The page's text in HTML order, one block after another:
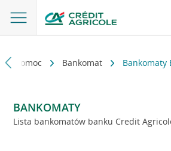
i pomoc Bankomat Bankomaty
BANKOMATY
Lista bankomatów banku Credit